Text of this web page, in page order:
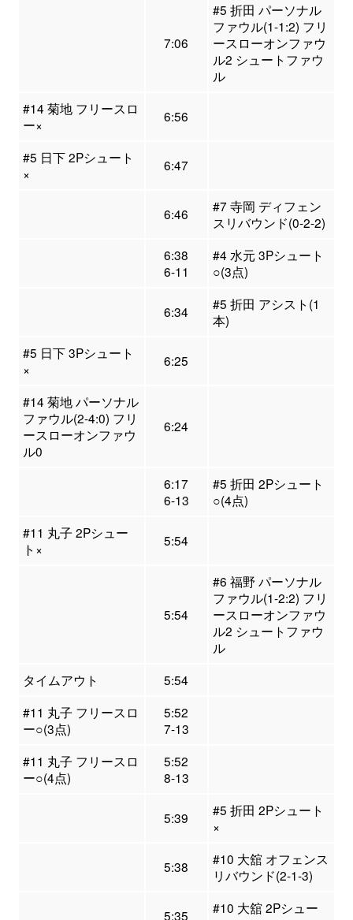
7:06
#5 折田 パーソナル
ファウル(1-1:2) フリ
ースローオンファウ
ル2 シュートファウ
ル
#14 菊地 フリースロ
ー×
6:56
#5 日下 2Pシュート
×
6:47
6:46
#7 寺岡 ディフェン
スリバウンド(0-2-2)
6:38
6-11
#4 水元 3Pシュート
○(3点)
6:34
#5 折田 アシスト(1
本)
#5 日下 3Pシュート
×
6:25
#14 菊地 パーソナル
ファウル(2-4:0) フリ
ースローオンファウ
ル0
6:24
6:17
6-13
#5 折田 2Pシュート
○(4点)
#11 丸子 2Pシュー
ト×
5:54
5:54
#6 福野 パーソナル
ファウル(1-2:2) フリ
ースローオンファウ
ル2 シュートファウ
ル
タイムアウト
5:54
#11 丸子 フリースロ
ー○(3点)
5:52
7-13
#11 丸子 フリースロ
ー○(4点)
5:52
8-13
5:39
#5 折田 2Pシュート
×
5:38
#10 大舘 オフェンス
リバウンド(2-1-3)
5:35
#10 大舘 2Pシュー